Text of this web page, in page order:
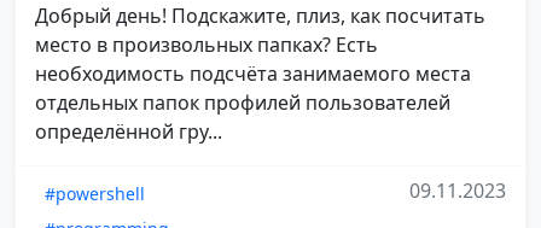
Добрый день! Подскажите, плиз, как посчитать
место в произвольных папках? Есть
необходимость подсчёта занимаемого места
отдельных папок профилей пользователей
определённой гру...
#powershell
09.11.2023